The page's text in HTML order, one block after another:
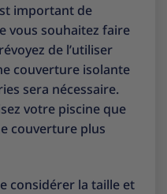
important de
vous souhaitez faire
de l’utiliser
couverture isolante
sera nécessaire.
votre piscine que
couverture plus
considérer la taille et